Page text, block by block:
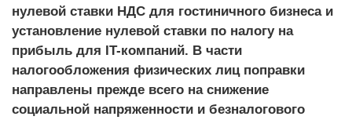
нулевой ставки НДС для гостиничного бизнеса и
установление нулевой ставки по налогу на
прибыль для IT-компаний. В части
налогообложения физических лиц поправки
направлены прежде всего на снижение
социальной напряженности и безналогового